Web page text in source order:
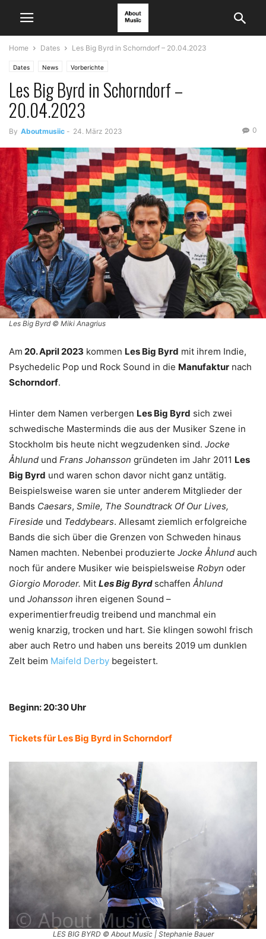
Home Dates Les Big Byrd in Schorndorf – 20.04.2023
Dates News Vorberichte
Les Big Byrd in Schorndorf –
20.04.2023
By Aboutmusiic - 24. März 2023 0
Les Big Byrd © Miki Anagrius
Am 20. April 2023 kommen Les Big Byrd mit ihrem Indie,
Psychedelic Pop und Rock Sound in die Manufaktur nach
Schorndorf.
Hinter dem Namen verbergen Les Big Byrd sich zwei
schwedische Masterminds die aus der Musiker Szene in
Stockholm bis heute nicht wegzudenken sind. Jocke
Åhlund und Frans Johansson gründeten im Jahr 2011 Les
Big Byrd und waren schon davor nicht ganz untätig.
Beispielsweise waren sie unter anderem Mitglieder der
Bands Caesars, Smile, The Soundtrack Of Our Lives,
Fireside und Teddybears. Allesamt ziemlich erfolgreiche
Bands die sich über die Grenzen von Schweden hinaus
Namen machten. Nebenbei produzierte Jocke Åhlund auch
noch für andere Musiker wie beispielsweise Robyn oder
Giorgio Moroder. Mit Les Big Byrd schaffen Åhlund
und Johansson ihren eigenen Sound –
experimentierfreudig treibend und manchmal ein
wenig knarzig, trocken und hart. Sie klingen sowohl frisch
aber auch Retro und haben uns bereits 2019 um dunklen
Zelt beim Maifeld Derby begeistert.
Beginn: 20:30 Uhr
Tickets für Les Big Byrd in Schorndorf
LES BIG BYRD © About Musïc | Stephanie Bauer